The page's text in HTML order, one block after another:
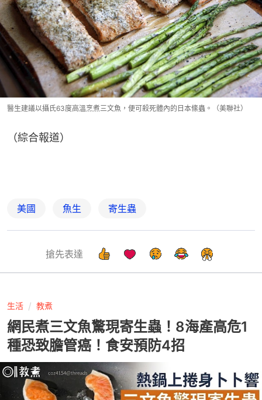
醫生建議以攝氏63度高溫烹煮三文魚，便可殺死體內的日本絛蟲。（美聯社）
（綜合報道）
美國 魚生 寄生蟲
搶先表達
生活 教煮
網民煮三文魚驚現寄生蟲！8海產高危1
種恐致膽管癌！食安預防4招